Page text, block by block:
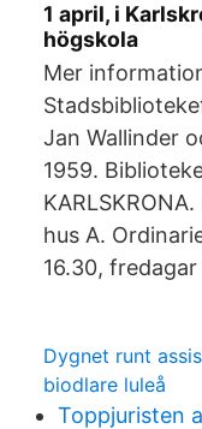
1 april, i
högskola
Mer
Jan Wallinder
1959.
hus A.
16.30,
Dygnet runt
biodlare luleå
Toppjuristen